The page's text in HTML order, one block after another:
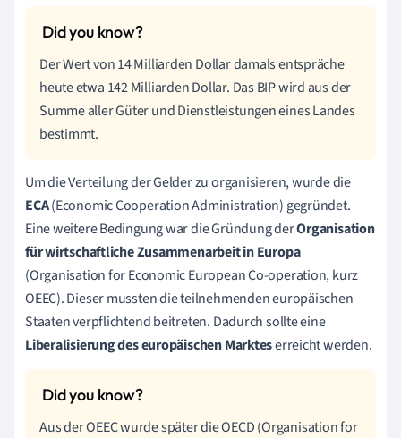
Der Wert von 14 Milliarden Dollar damals entspräche
heute etwa 142 Milliarden Dollar. Das BIP wird aus der
Summe aller Güter und Dienstleistungen eines Landes
bestimmt.
Um die Verteilung der Gelder zu organisieren, wurde die
ECA(Economic Cooperation Administration) gegründet.
Eine weitere Bedingung war die Gründung derOrganisation
für wirtschaftliche Zusammenarbeit in Europa
(Organisation for Economic European Co-operation, kurz
OEEC). Dieser mussten die teilnehmenden europäischen
Staaten verpflichtend beitreten. Dadurch sollte eine
Liberalisierung des europäischen Markteserreicht werden.
Aus der OEEC wurde später die OECD (Organisation for